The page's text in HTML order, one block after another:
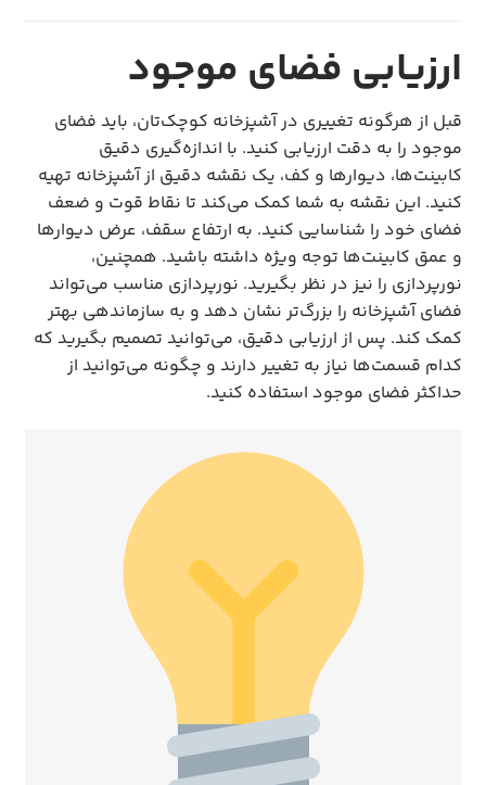
ارزیابی فضای موجود
قبل از هرگونه تغییری در آشپزخانه کوچک‌تان، باید فضای
موجود را به دقت ارزیابی کنید. با اندازه‌گیری دقیق
کابینت‌ها، دیوارها و کف، یک نقشه دقیق از آشپزخانه تهیه
کنید. این نقشه به شما کمک می‌کند تا نقاط قوت و ضعف
فضای خود را شناسایی کنید. به ارتفاع سقف، عرض دیوارها
و عمق کابینت‌ها توجه ویژه داشته باشید. همچنین،
نورپردازی را نیز در نظر بگیرید. نورپردازی مناسب می‌تواند
فضای آشپزخانه را بزرگ‌تر نشان دهد و به سازماندهی بهتر
کمک کند. پس از ارزیابی دقیق، می‌توانید تصمیم بگیرید که
کدام قسمت‌ها نیاز به تغییر دارند و چگونه می‌توانید از
حداکثر فضای موجود استفاده کنید.